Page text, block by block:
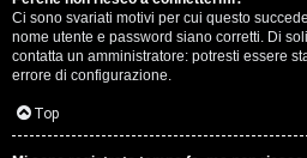
s
t
a
Ci sono svariati motivi per cui questo
nome utente e password siano corretti. Di
contatta un amministratore: potresti essere
errore di configurazione.
Top
s
t
i